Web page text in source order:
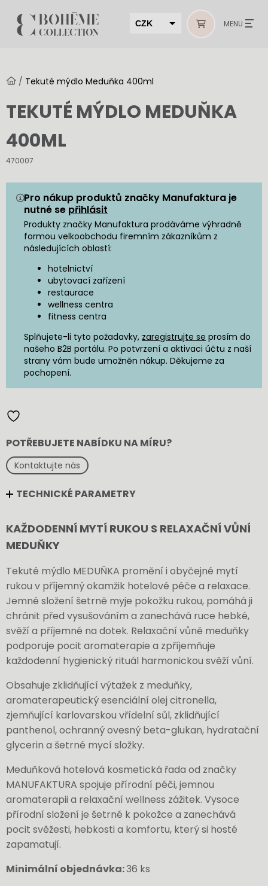
CZK MENU
/ Tekuté mýdlo Meduňka 400ml
TEKUTÉ MÝDLO MEDUŇKA
400ML
470007
Pro nákup produktů značky Manufaktura je
nutné se přihlásit
Produkty značky Manufaktura prodáváme výhradně
formou velkoobchodu firemním zákazníkům z
následujících oblastí:
hotelnictví
ubytovací zařízení
restaurace
wellness centra
fitness centra
Splňujete-li tyto požadavky, zaregistrujte se prosím do
našeho B2B portálu. Po potvrzení a aktivaci účtu z naší
strany vám bude umožněn nákup. Děkujeme za
pochopení.
POTŘEBUJETE NABÍDKU NA MÍRU?
Kontaktujte nás
TECHNICKÉ PARAMETRY
KAŽDODENNÍ MYTÍ RUKOU S RELAXAČNÍ VŮNÍ
MEDUŇKY
Tekuté mýdlo MEDUŇKA promění i obyčejné mytí
rukou v příjemný okamžik hotelové péče a relaxace.
Jemné složení šetrně myje pokožku rukou, pomáhá ji
chránit před vysušováním a zanechává ruce hebké,
svěží a příjemné na dotek. Relaxační vůně meduňky
podporuje pocit aromaterapie a zpříjemňuje
každodenní hygienický rituál harmonickou svěží vůní.
Obsahuje zklidňující výtažek z meduňky,
aromaterapeutický esenciální olej citronella,
zjemňující karlovarskou vřídelní sůl, zklidňující
panthenol, ochranný ovesný beta-glukan, hydratační
glycerin a šetrné mycí složky.
Meduňková hotelová kosmetická řada od značky
MANUFAKTURA spojuje přírodní péči, jemnou
aromaterapii a relaxační wellness zážitek. Vysoce
přírodní složení je šetrné k pokožce a zanechává
pocit svěžesti, hebkosti a komfortu, který si hosté
zapamatují.
Minimální objednávka:36 ks